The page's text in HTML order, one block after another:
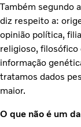
Também segundo
diz respeito a:
opinião política,
religioso, filosófico
informação
tratamos dados
maior.
O que não é um